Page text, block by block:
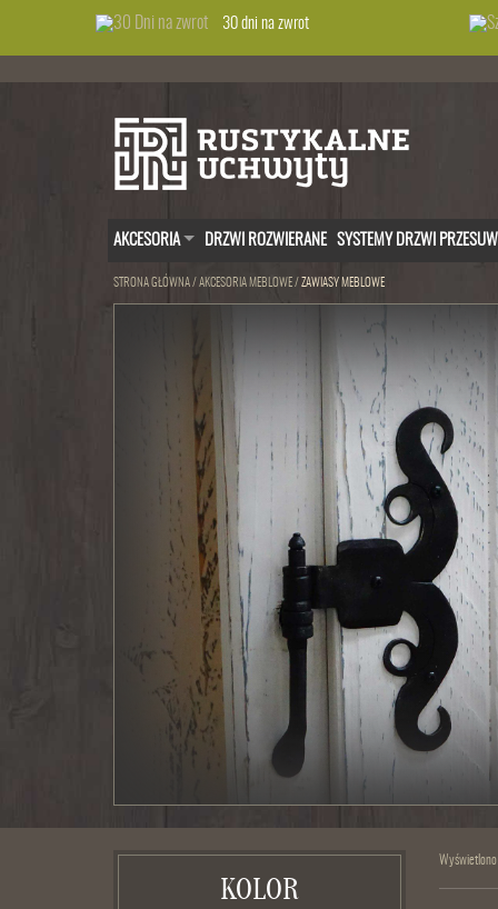
30 dni na zwrot
AKCESORIA DRZWI ROZWIERANE SYSTEMY DRZWI
STRONA GŁÓWNA/ AKCESORIA MEBLOWE/ ZAWIASY MEBLOWE
KOLOR